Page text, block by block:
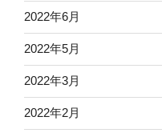
2022年6月
2022年5月
2022年3月
2022年2月